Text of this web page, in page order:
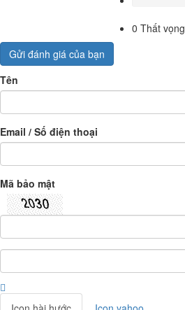
0 Thất vọng
Gửi đánh giá của bạn
Tên
Email / Số điện thoại
Mã bảo mật